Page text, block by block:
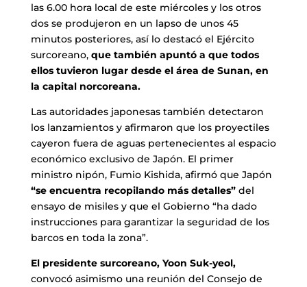
las 6.00 hora local de este miércoles y los otros
dos se produjeron en un lapso de unos 45
minutos posteriores, así lo destacó el Ejército
surcoreano, que también apuntó a que todos
ellos tuvieron lugar desde el área de Sunan, en
la capital norcoreana.
Las autoridades japonesas también detectaron
los lanzamientos y afirmaron que los proyectiles
cayeron fuera de aguas pertenecientes al espacio
económico exclusivo de Japón. El primer
ministro nipón, Fumio Kishida, afirmó que Japón
“se encuentra recopilando más detalles”del
ensayo de misiles y que el Gobierno “ha dado
instrucciones para garantizar la seguridad de los
barcos en toda la zona”.
El presidente surcoreano, Yoon Suk-yeol,
convocó asimismo una reunión del Consejo de